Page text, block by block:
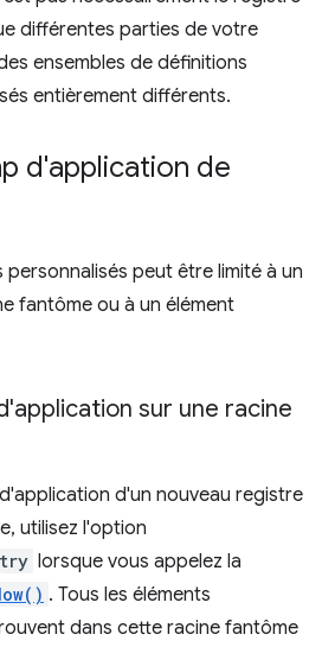
différentes parties de votre
ensembles de définitions
entièrement différents.
d'application de
peut être limité à un
fantôme ou à un élément
sur une racine
d'un nouveau registre
utilisez l'option
lorsque vous appelez la
. Tous les éléments
dans cette racine fantôme